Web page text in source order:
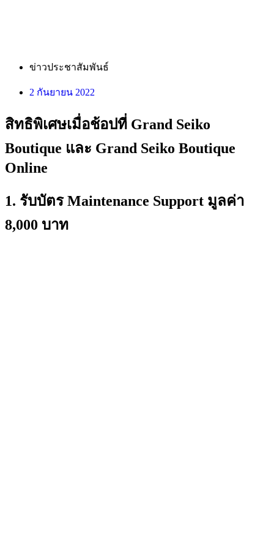
ข่าวประชาสัมพันธ์
2 กันยายน 2022
สิทธิพิเศษเมื่อช้อปที่ Grand Seiko
Boutique และ Grand Seiko Boutique
Online
1. รับบัตร Maintenance Support มูลค่า
8,000 บาท